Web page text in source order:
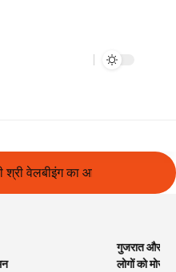
आगमन गुजरात और केरल में
गुजरात और
लोगों को